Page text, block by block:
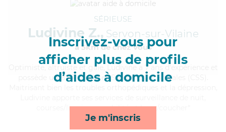
Inscrivez-vous pour
afficher plus de profils
d’aides à domicile
Je m'inscris
SÉRIEUSE
Ludivine Z., Servon-sur-Vilaine
à 5km de chez Vous
, altruiste et gaie, Ludivine a 7 ans d'expérience et
possède un BEP Carrières Sanitaires et Sociales (CSS).
courses/livraison, mobilité et lever/coucher*